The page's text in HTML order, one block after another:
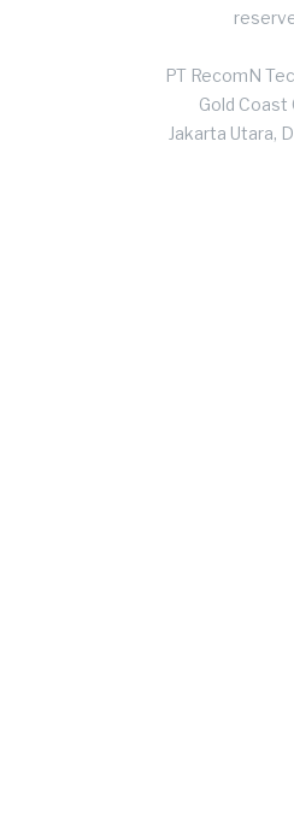
PT RecomN
Gold Coast
Jakarta Utara,